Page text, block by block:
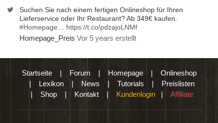
Suchen Sie nach einem fertigen Onlineshop für Ihren
Lieferservice oder Ihr Restaurant? Ab 349€ kaufen.
#Homepage
https://t.co/pdzajoLNMf
Homepage_Preis Vor 5 years erstellt
Startseite| Forum | Homepage| Onlineshop
| Lexikon | News | Tutorials | Preislisten
| Shop | Kontakt | Kundenlogin | Affiliate